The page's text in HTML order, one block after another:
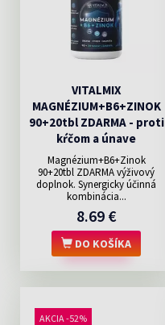
VITALMIX
MAGNÉZIUM+B6+ZINOK
90+20tbl ZDARMA - proti
kŕčom a únave
Magnézium+B6+Zinok
90+20tbl ZDARMA výživový
doplnok. Synergicky účinná
kombinácia...
8.69 €
DO KOŠÍKA
AKCIA -52%